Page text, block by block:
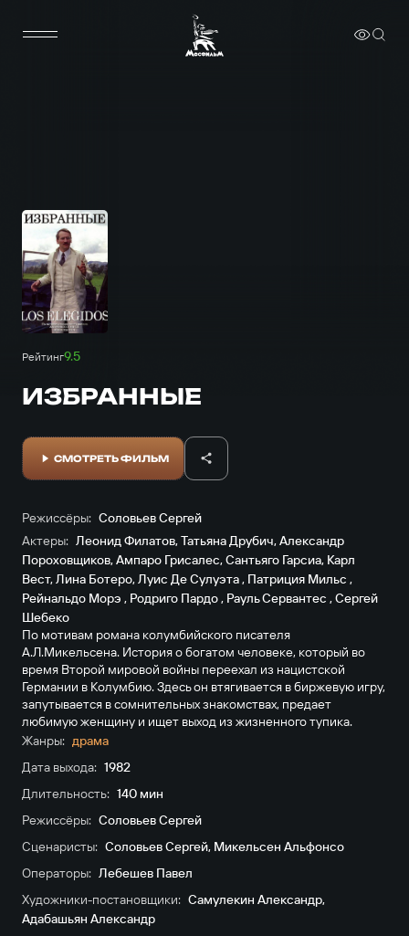
Рейтинг9.5
ИЗБРАННЫЕ
Режиссёры: Соловьев Сергей
Актеры: Леонид Филатов,Татьяна Друбич,Александр
Пороховщиков,Ампаро Грисалес,Сантьяго Гарсиа, Карл
Вест,Лина Ботеро,Луис Де Сулуэта, Патриция Мильс ,
Рейнальдо Морэ , Родриго Пардо, Рауль Сервантес ,Сергей
Шебеко
СМОТРЕТЬ ФИЛЬМ
По мотивам романа колумбийского писателя
А.Л.Микельсена. История о богатом человеке, который во
время Второй мировой войны переехал из нацистской
Германии в Колумбию. Здесь он втягивается в биржевую игру,
запутывается в сомнительных знакомствах, предает
любимую женщину и ищет выход из жизненного тупика.
Жанры: драма
Дата выхода: 1982
Длительность: 140 мин
Режиссёры: Соловьев Сергей
Сценаристы: Соловьев Сергей, Микельсен Альфонсо
Операторы: Лебешев Павел
Художники-постановщики: Самулекин Александр,
Адабашьян Александр